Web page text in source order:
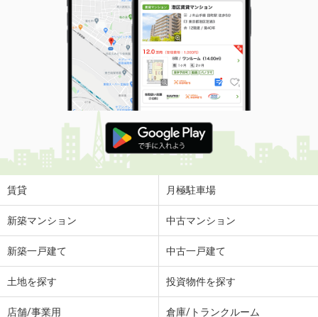
賃貸 月極駐車場
新築マンション 中古マンション
新築一戸建て 中古一戸建て
土地を探す 投資物件を探す
店舗/事業用 倉庫/トランクルーム